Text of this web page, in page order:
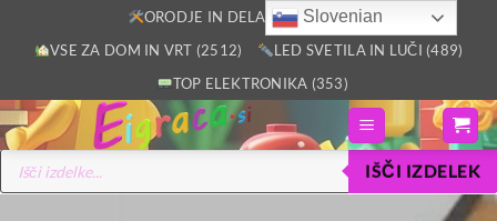
ORODJE IN DELAVNICA (2805)
VSE ZA DOM IN VRT (2512)
LED SVETILA IN LUČI (489)
TOP ELEKTRONIKA (353)
Products
search
IŠČI IZDELEK
Slovenian